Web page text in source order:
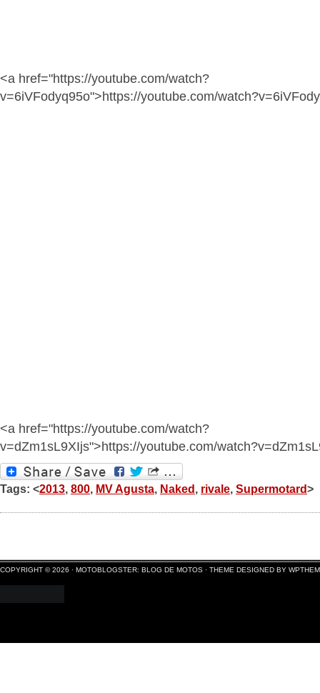
<a href="https://youtube.com/watch?
v=6iVFodyq95o">https://youtube.com/
<a href="https://youtube.com/watch?
v=dZm1sL9XIjs">https://youtube.com/
Tags: <2013, 800, MV Agusta, Naked, rivale, Supermotard>
COPYRIGHT © 2026 · MOTOBLOGSTER: BLOG DE MOTOS · THEME DESIGNED BY